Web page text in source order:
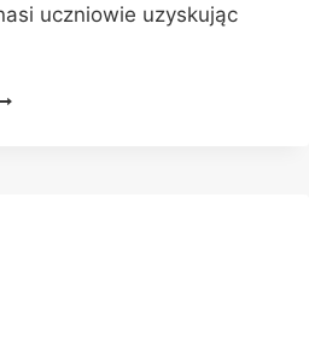
uczniowie uzyskując